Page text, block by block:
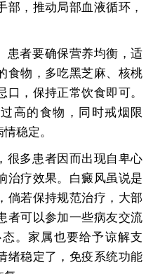
部，推动局部血液循环，
患者要确保营养均衡，适
食物，多吃黑芝麻、核桃
，保持正常饮食即可。
高的食物，同时戒烟限
稳定。
很多患者因而出现自卑心
治疗效果。白癜风虽说是
倘若保持规范治疗，大部
者可以参加一些病友交流
。家属也要给予谅解支
绪稳定了，免疫系统功能